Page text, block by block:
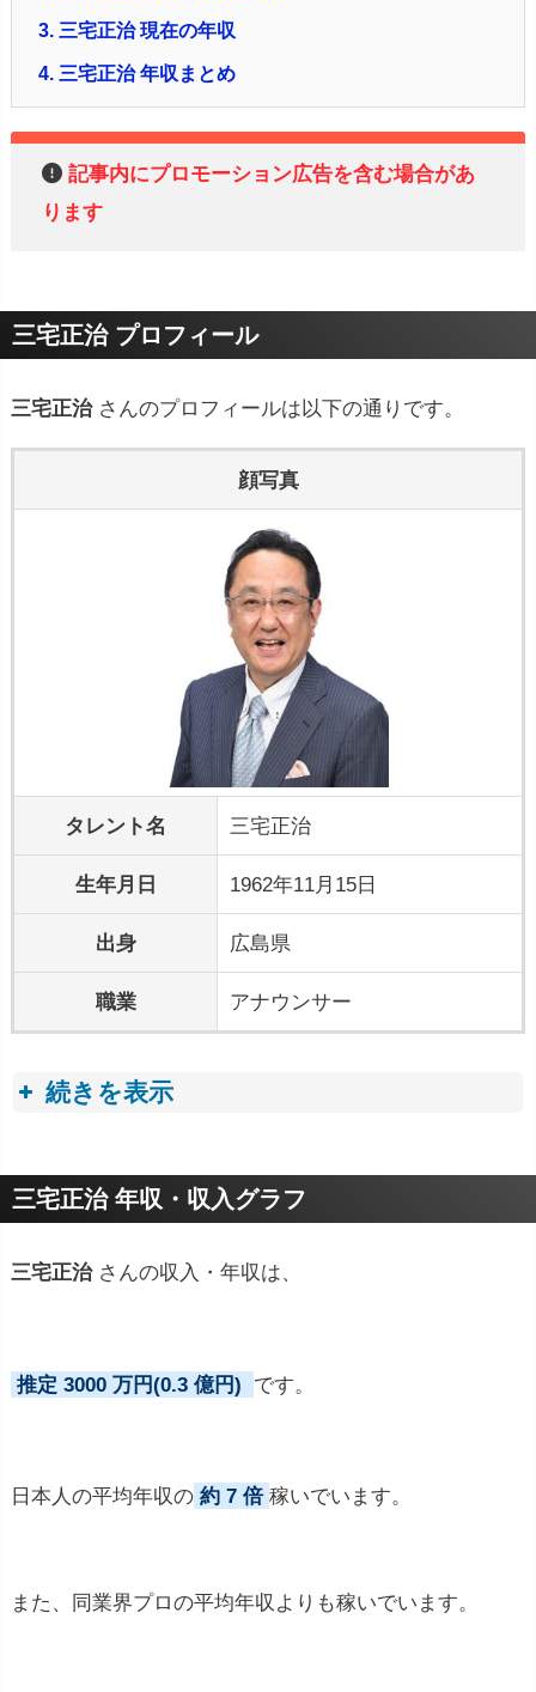
3. 三宅正治 現在の年収
4. 三宅正治 年収まとめ
記事内にプロモーション広告を含む場合があ
ります
三宅正治 プロフィール
三宅正治 さんのプロフィールは以下の通りです。
顔写真
タレント名 三宅正治
生年月日 1962年11月15日
出身 広島県
職業 アナウンサー
続きを表示
プロフィールトピック
三宅正治 年収・収入グラフ
三宅正治 さんの収入・年収は、
推定 3000 万円(0.3 億円) です。
日本人の平均年収の 約 7 倍 稼いでいます。
また、同業界プロの平均年収よりも稼いでいます。